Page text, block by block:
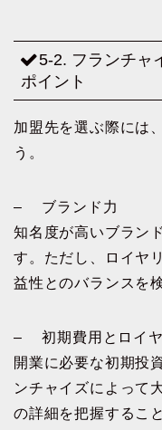
5-2. フランチャ
ポイント
加盟先を選ぶ際には
う。
– ブランド力
知名度が高いブラン
す。ただし、ロイヤ
益性とのバランスを
– 初期費用とロイ
開業に必要な初期投
ンチャイズによって
の詳細を把握するこ